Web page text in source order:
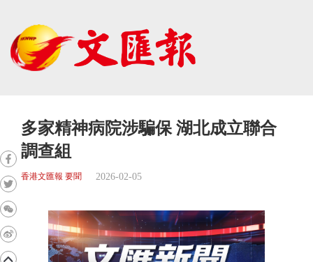
多家精神病院涉騙保 湖北成立聯合
調查組
香港文匯報 要聞 2026-02-05